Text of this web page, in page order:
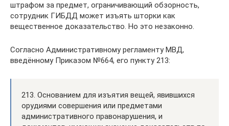
штрафом за предмет, ограничивающий обзорность,
сотрудник ГИБДД может изъять шторки как
вещественное доказательство. Но это незаконно.
Согласно Административному регламенту МВД,
введённому Приказом №664, его пункту 213:
213. Основанием для изъятия вещей, явившихся
орудиями совершения или предметами
административного правонарушения, и